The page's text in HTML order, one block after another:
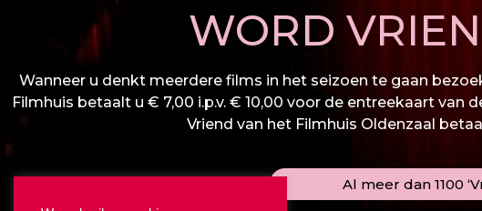
WORD
Wanneer u denkt meerdere films in het seizoen te gaan
Filmhuis betaalt u € 7,00 i.p.v. € 10,00 voor de entreekaart
Vriend van het Filmhuis Oldenzaal
Al meer dan 1100